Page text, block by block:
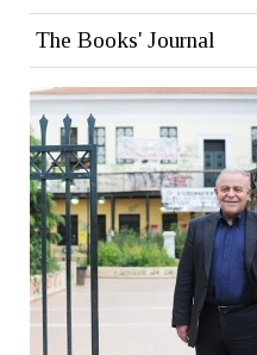
The Books' Journal